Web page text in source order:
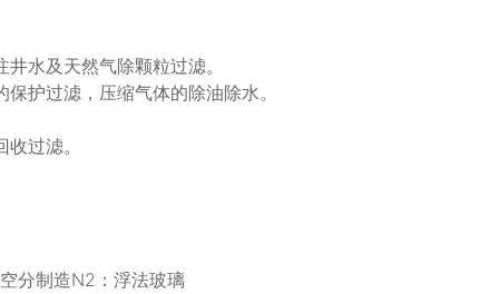
水及天然气除颗粒过滤。
护过滤，压缩气体的除油除水。
过滤。
分制造N2：浮法玻璃